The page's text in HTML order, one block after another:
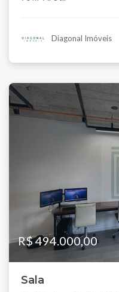
Diagonal Imóveis
R$ 494.000,00
Sala